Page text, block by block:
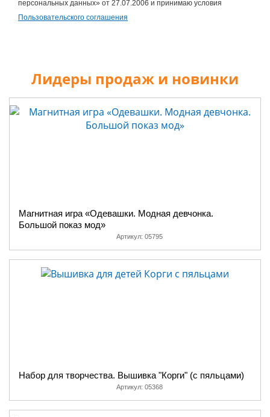
персональных данных» от 27.07.2006 и принимаю условия
Пользовательского соглашения
Лидеры продаж и новинки
Магнитная игра «Одевашки. Модная девчонка.
Большой показ мод»
Артикул: 05795
Набор для творчества. Вышивка "Корги" (с пяльцами)
Артикул: 05368